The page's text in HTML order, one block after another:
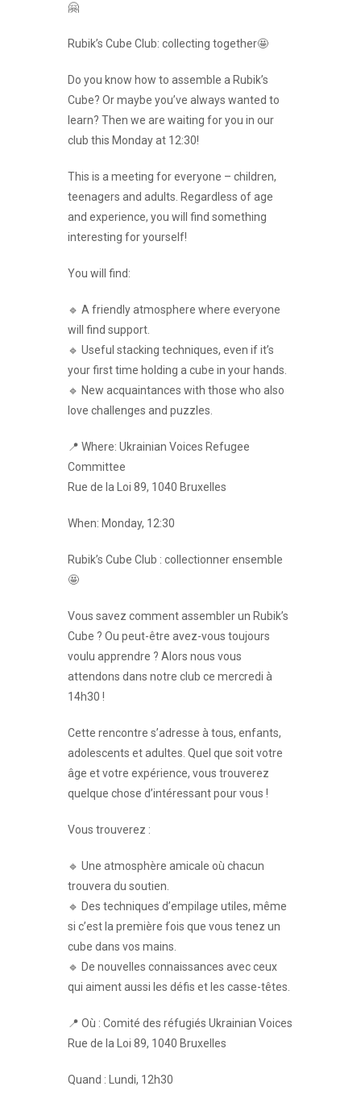
🤗
Rubik’s Cube Club: collecting together🤩
Do you know how to assemble a Rubik’s
Cube? Or maybe you’ve always wanted to
learn? Then we are waiting for you in our
club this Monday at 12:30!
This is a meeting for everyone – children,
teenagers and adults. Regardless of age
and experience, you will find something
interesting for yourself!
You will find:
🔹 A friendly atmosphere where everyone
will find support.
🔹 Useful stacking techniques, even if it’s
your first time holding a cube in your hands.
🔹 New acquaintances with those who also
love challenges and puzzles.
📍 Where: Ukrainian Voices Refugee
Committee
Rue de la Loi 89, 1040 Bruxelles
When: Monday, 12:30
Rubik’s Cube Club : collectionner ensemble
🤩
Vous savez comment assembler un Rubik’s
Cube ? Ou peut-être avez-vous toujours
voulu apprendre ? Alors nous vous
attendons dans notre club ce mercredi à
14h30 !
Cette rencontre s’adresse à tous, enfants,
adolescents et adultes. Quel que soit votre
âge et votre expérience, vous trouverez
quelque chose d’intéressant pour vous !
Vous trouverez :
🔹 Une atmosphère amicale où chacun
trouvera du soutien.
🔹 Des techniques d’empilage utiles, même
si c’est la première fois que vous tenez un
cube dans vos mains.
🔹 De nouvelles connaissances avec ceux
qui aiment aussi les défis et les casse-têtes.
📍 Où : Comité des réfugiés Ukrainian Voices
Rue de la Loi 89, 1040 Bruxelles
Quand : Lundi, 12h30